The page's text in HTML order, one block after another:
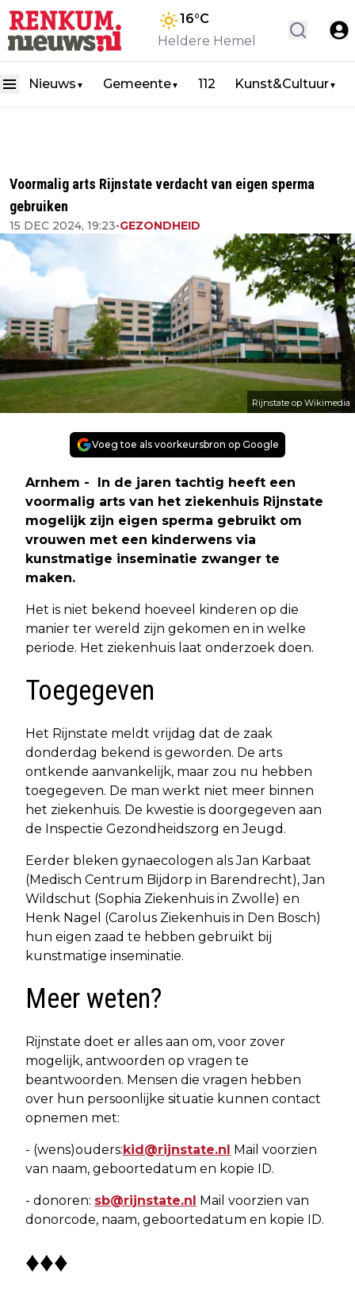
16°C
Heldere Hemel
Nieuws ▼ Gemeente▼ 112 Kunst&Cultuur▼
Voormalig arts Rijnstate verdacht van eigen sperma
gebruiken
15 DEC 2024, 19:23•GEZONDHEID
Rijnstate op Wikimedia
Voeg toe als voorkeursbron op Google
Arnhem - In de jaren tachtig heeft een
voormalig arts van het ziekenhuis Rijnstate
mogelijk zijn eigen sperma gebruikt om
vrouwen met een kinderwens via
kunstmatige inseminatie zwanger te
maken.
Het is niet bekend hoeveel kinderen op die
manier ter wereld zijn gekomen en in welke
periode. Het ziekenhuis laat onderzoek doen.
Toegegeven
Het Rijnstate meldt vrijdag dat de zaak
donderdag bekend is geworden. De arts
ontkende aanvankelijk, maar zou nu hebben
toegegeven. De man werkt niet meer binnen
het ziekenhuis. De kwestie is doorgegeven aan
de Inspectie Gezondheidszorg en Jeugd.
Eerder bleken gynaecologen als Jan Karbaat
(Medisch Centrum Bijdorp in Barendrecht), Jan
Wildschut (Sophia Ziekenhuis in Zwolle) en
Henk Nagel (Carolus Ziekenhuis in Den Bosch)
hun eigen zaad te hebben gebruikt bij
kunstmatige inseminatie.
Meer weten?
Rijnstate doet er alles aan om, voor zover
mogelijk, antwoorden op vragen te
beantwoorden. Mensen die vragen hebben
over hun persoonlijke situatie kunnen contact
opnemen met:
- (wens)ouders: kid@rijnstate.nl
Mail voorzien
van naam, geboortedatum en kopie ID.
- donoren: sb@rijnstate.nl
Mail voorzien van
donorcode, naam, geboortedatum en kopie ID.
♦♦♦